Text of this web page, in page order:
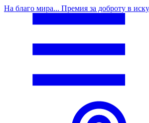
На благо мира... Премия за доброту в